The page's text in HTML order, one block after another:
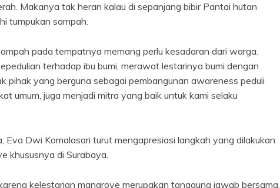
Makanya tak heran kalau di sepanjang bibir Pantai hutan
tumpukan sampah.
pada tempatnya memang perlu kesadaran dari warga.
terhadap ibu bumi, merawat lestarinya bumi dengan
pihak yang berguna sebagai pembangunan awareness peduli
umum, juga menjadi mitra yang baik untuk kami selaku
Dwi Komalasari turut mengapresiasi langkah yang dilakukan
khususnya di Surabaya.
kelestarian mangrove merupakan tanggung jawab bersama,